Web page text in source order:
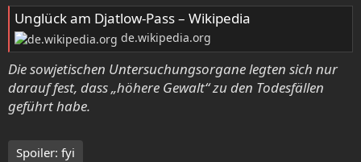
Unglück am Djatlow-Pass – Wikipedia
de.wikipedia.org
Die sowjetischen Untersuchungsorgane legten sich nur
darauf fest, dass „höhere Gewalt“ zu den Todesfällen
geführt habe.
Spoiler: fyi